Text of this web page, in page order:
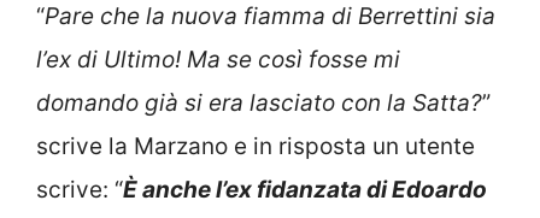
“Pare che la nuova fiamma di Berrettini sia
l’ex di Ultimo! Ma se così fosse mi
domando già si era lasciato con la Satta?”
scrive la Marzano e in risposta un utente
scrive: “È anche l’ex fidanzata di Edoardo